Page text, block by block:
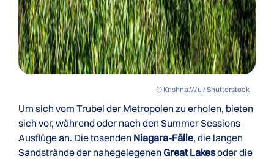
© Krishna.Wu / Shutterstock
Um sich vom Trubel der Metropolen zu erholen, bieten
sich vor, während oder nach den Summer Sessions
Ausflüge an. Die tosenden Niagara-Fälle, die langen
Sandstrände der nahegelegenen Great Lakesoder die